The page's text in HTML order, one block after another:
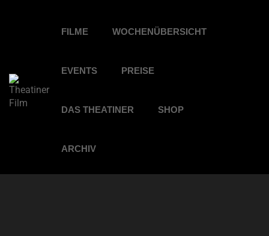
FILME WOCHENÜBERSICHT
EVENTS PREISE
DAS THEATINER SHOP
ARCHIV